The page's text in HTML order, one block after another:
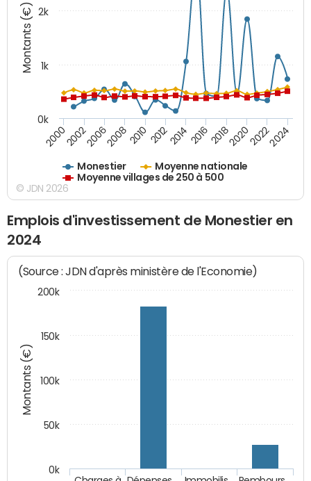
Montants (€)
Monestier
Moyenne nationale
Moyenne villages de 250 à 500
20002002200620082010 2012201420162018202020222024
0k
1k
2k
© JDN 2026
Emplois d'investissement de Monestier en
2024
Montants (€)
(Source : JDN d'après ministère de l'Economie)
0k
50k
100k
150k
200k